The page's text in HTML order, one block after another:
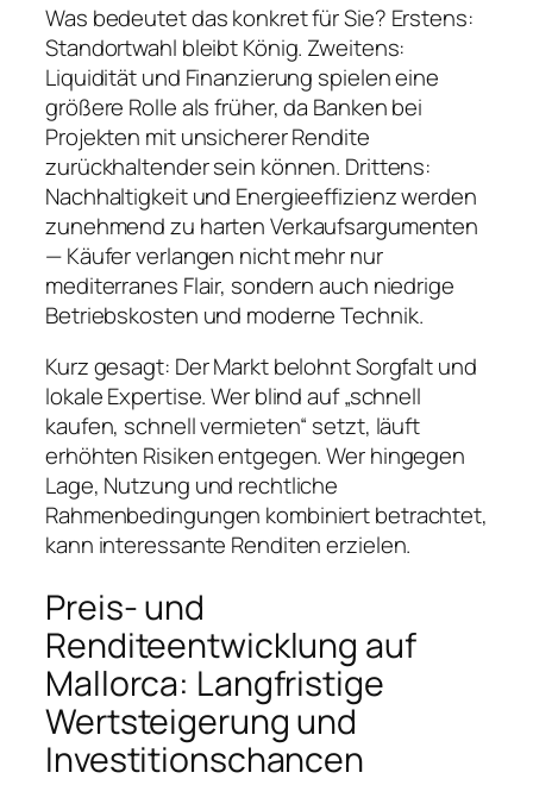
Was bedeutet das konkret für Sie? Erstens:
Standortwahl bleibt König. Zweitens:
Liquidität und Finanzierung spielen eine
größere Rolle als früher, da Banken bei
Projekten mit unsicherer Rendite
zurückhaltender sein können. Drittens:
Nachhaltigkeit und Energieeffizienz werden
zunehmend zu harten Verkaufsargumenten
— Käufer verlangen nicht mehr nur
mediterranes Flair, sondern auch niedrige
Betriebskosten und moderne Technik.
Kurz gesagt: Der Markt belohnt Sorgfalt und
lokale Expertise. Wer blind auf „schnell
kaufen, schnell vermieten“ setzt, läuft
erhöhten Risiken entgegen. Wer hingegen
Lage, Nutzung und rechtliche
Rahmenbedingungen kombiniert betrachtet,
kann interessante Renditen erzielen.
Preis- und
Renditeentwicklung auf
Mallorca: Langfristige
Wertsteigerung und
Investitionschancen